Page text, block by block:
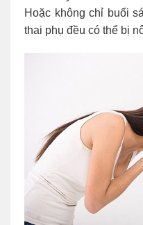
Hoặc không chỉ buổi
thai phụ đều có thể bị